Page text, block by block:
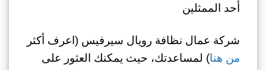
أحد الممثلين
شركة عمال نظافة رويال سيرفيس (اعرف أكثر
من هنا) لمساعدتك، حيث يمكنك العثور على